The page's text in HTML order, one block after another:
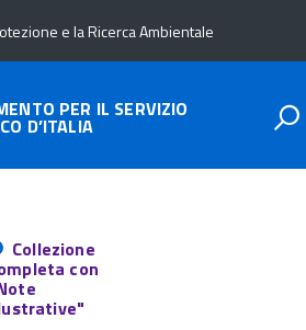
e la Ricerca Ambientale
PER IL SERVIZIO
D’ITALIA
Collezione
con